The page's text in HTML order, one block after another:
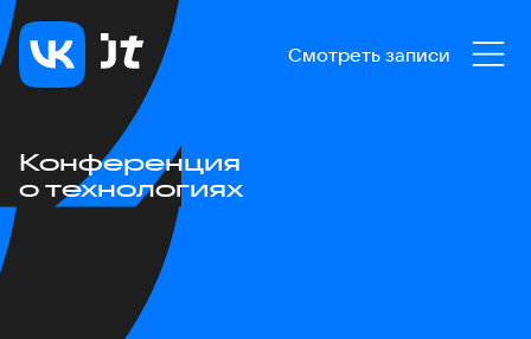
Смотреть записи
Конференция
о технологиях